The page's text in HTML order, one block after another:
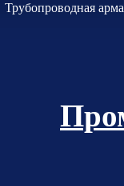
Трубопроводная